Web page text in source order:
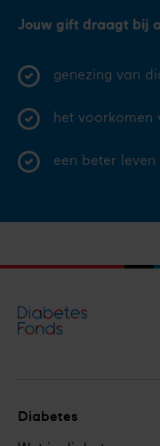
Jouw gift draagt bij
genezing van
het voorkomen
een beter
Diabetes